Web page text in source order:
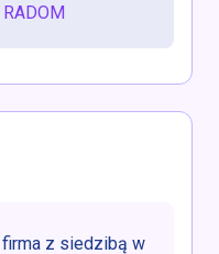
z siedzibą w